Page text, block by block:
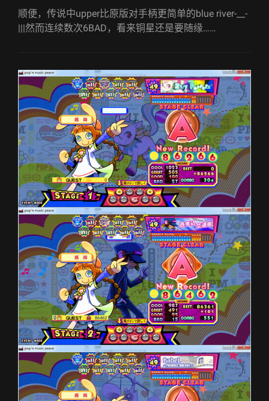
顺便，传说中upper比原版对手柄更简单的blue river-__-
|||然而连续数次6BAD，看来铜星还是要随缘……